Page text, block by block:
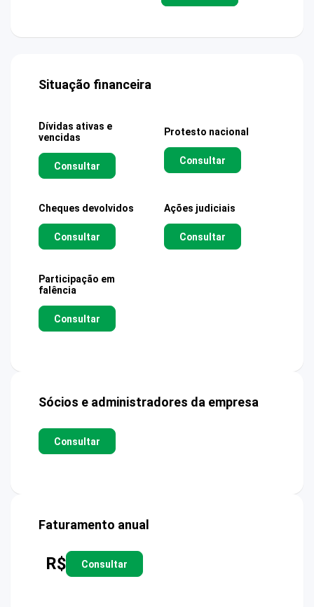
Situação financeira
Dívidas ativas e
vencidas
Consultar
Protesto nacional
Consultar
Cheques devolvidos
Consultar
Ações judiciais
Consultar
Participação em
falência
Consultar
Sócios e administradores da empresa
Consultar
Faturamento anual
R$ Consultar